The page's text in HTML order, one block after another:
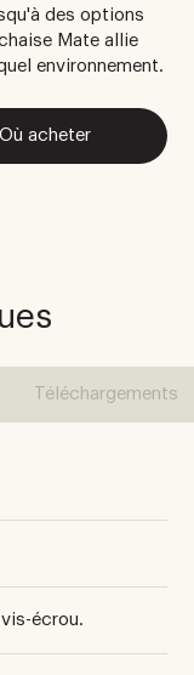
des options
Mate allie
environnement.
Où acheter
Téléchargements
écrou.